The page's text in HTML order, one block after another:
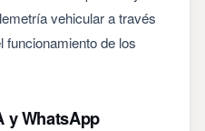
vehicular a través
funcionamiento de los
y WhatsApp